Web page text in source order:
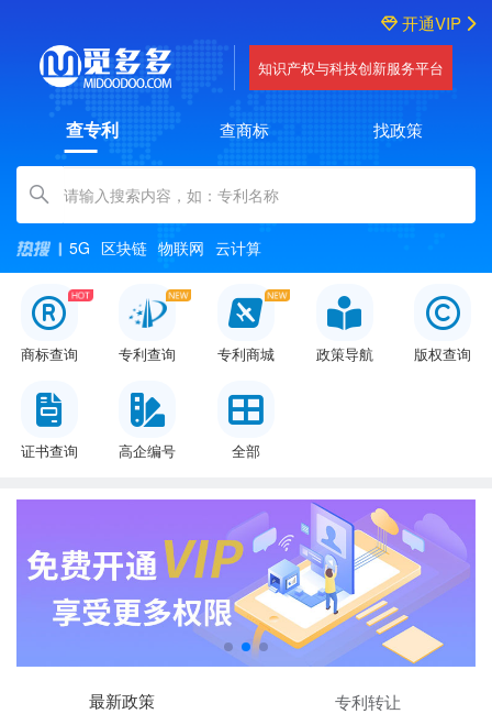
开通VIP
知识产权与科技创新服务平台
查专利 查商标 找政策
Amount (in dollars)
5G 区块链 物联网 云计算
商标查询 专利查询 专利商城 政策导航 版权查询
证书查询 高企编号 全部
最新政策 专利转让